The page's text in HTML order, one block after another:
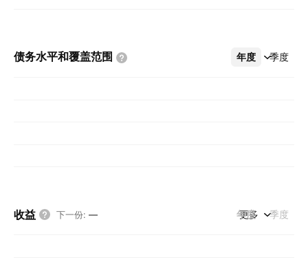
债务水平和覆盖范围 年度 季度
更多
收益 下一份: — 年度 季度
更多